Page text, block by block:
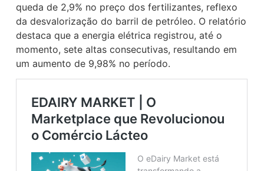
queda de 2,9% no preço dos fertilizantes, reflexo
da desvalorização do barril de petróleo. O relatório
destaca que a energia elétrica registrou, até o
momento, sete altas consecutivas, resultando em
um aumento de 9,98% no período.